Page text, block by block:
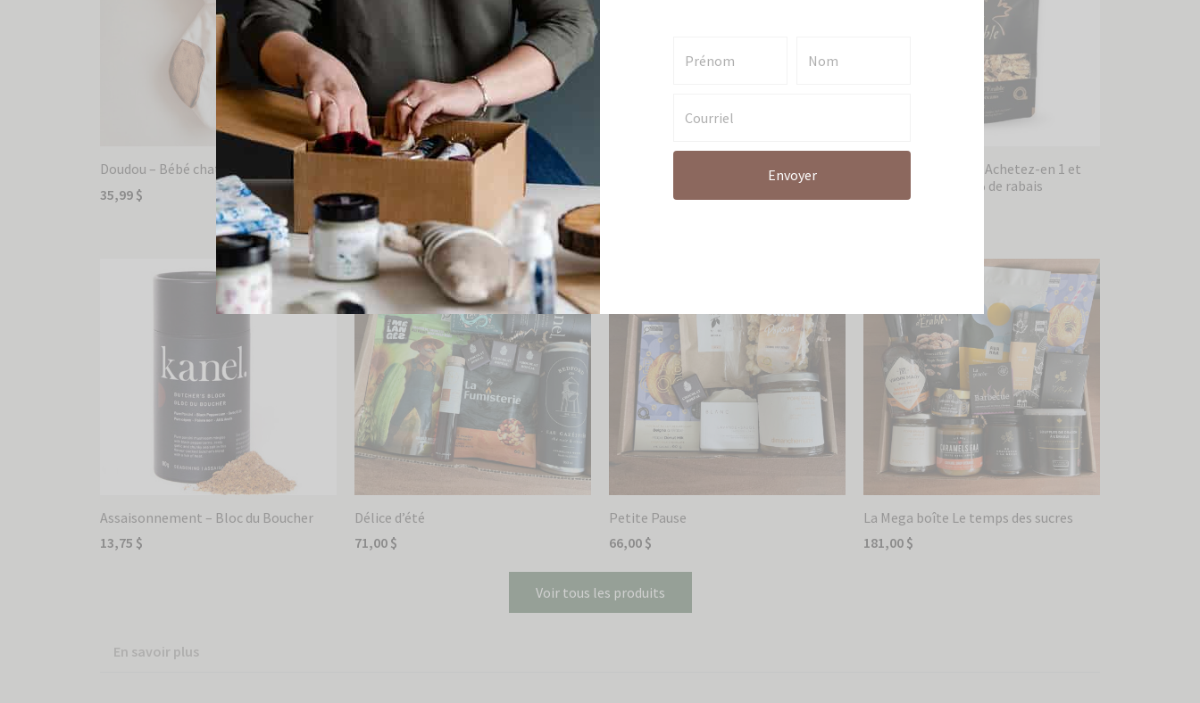
Envoyer
Doudou – Bébé chat Sammy
35,99 $
Confit d’oignons caramélisés
7,95
Ajouter au panier
Bougie Mid-Century – Pomme
Pacanes à l’érable – Achetez-en 1 et
obtenez le 2e à 50% de rabais
Assaisonnement – Bloc du Boucher
13,75 $
Délice d’été
71,00 $
Petite Pause
66,00 $
La Mega boîte Le temps des sucres
181,00 $
Voir tous les produits
En savoir plus